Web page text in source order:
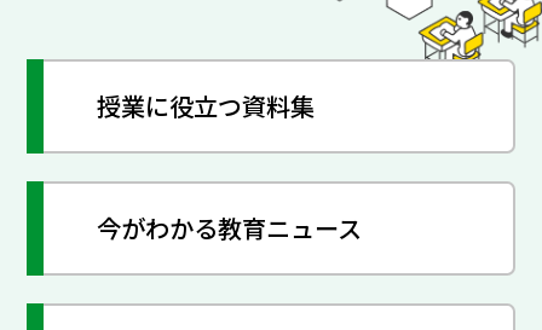
授業に役立つ資料集
今がわかる教育ニュース